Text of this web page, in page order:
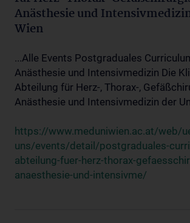
Anästhesie und
Wien
...Alle Events Postgraduales
Anästhesie und Intensivmedizin Die
Abteilung für Herz-, Thorax-,
Anästhesie und Intensivmedizin der
https://www.meduniwien.ac.at/web/
uns/events/detail/postgraduales-
abteilung-fuer-herz-thorax-
anaesthesie-und-intensivme/